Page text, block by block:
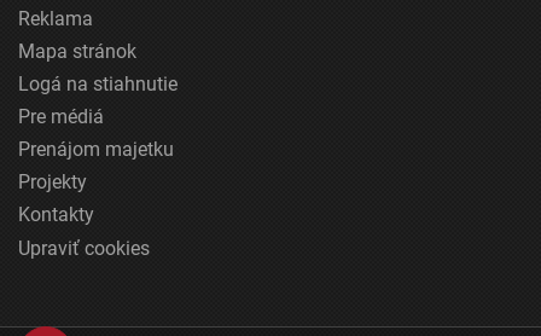
Reklama
Mapa stránok
Logá na stiahnutie
Pre médiá
Prenájom majetku
Projekty
Kontakty
Upraviť cookies